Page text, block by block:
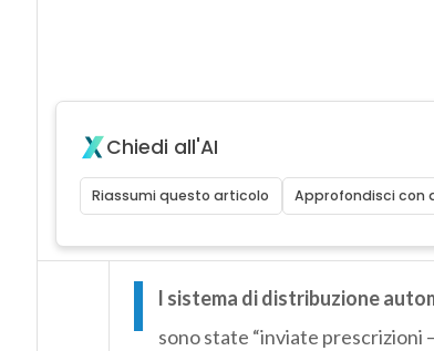
Chiedi all'AI
Riassumi questo articolo Approfondisci con
I l sistema di distribuzione
sono state “inviate prescrizioni